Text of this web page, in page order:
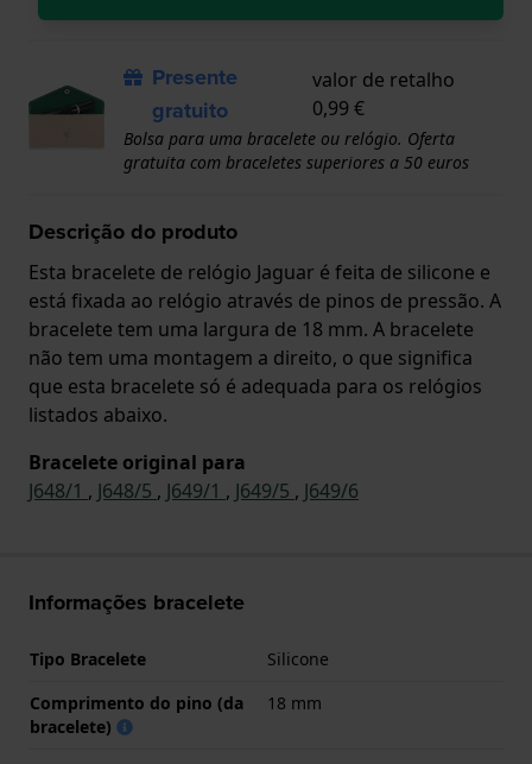
Presente
gratuito
valor de retalho
0,99 €
Bolsa para uma bracelete ou relógio. Oferta
gratuita com braceletes superiores a 50 euros
Descrição do produto
Esta bracelete de relógio Jaguar é feita de silicone e
está fixada ao relógio através de pinos de pressão. A
bracelete tem uma largura de 18 mm. A bracelete
não tem uma montagem a direito, o que significa
que esta bracelete só é adequada para os relógios
listados abaixo.
Bracelete original para
J648/1 , J648/5 , J649/1 , J649/5 , J649/6
Informações bracelete
Tipo Bracelete
Silicone
Comprimento do pino (da
bracelete)
18 mm